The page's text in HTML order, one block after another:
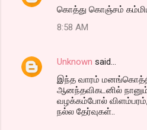
கொத்து கொஞ்சம்
8:58 AM
Unknown said…
இந்த வாரம்
ஆனந்தவிகடனில் நானும்
வழக்கம்போல் விளம்பரம்,
நல்ல தேர்வுகள்..